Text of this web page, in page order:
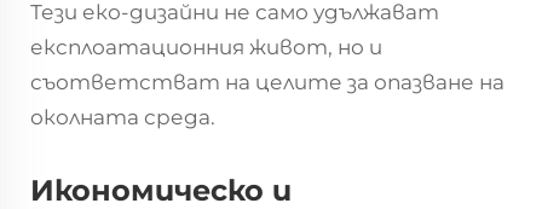
Тези еко-дизайни не само удължават
експлоатационния живот, но и
съответстват на целите за опазване на
околната среда.
Икономическо и